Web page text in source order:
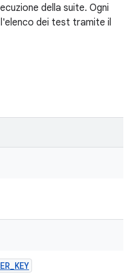
della suite. Ogni
dei test tramite il
_KEY